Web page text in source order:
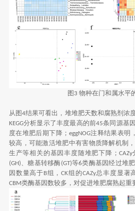
图 3 物种在门和属水平
从图4结果可看出，堆堆肥天数和腐熟剂浓
KEGG分析显示了丰度最高的前45条同源基
度在堆肥后期下降； eggNOG注释结果表明，
较高，可能激活堆肥中有害物质降解机制
生产等相关的基因丰度随堆肥下降； CAZy
(GH)、糖基转移酶(GT)等6类酶基因经过堆
因数量高于B组，CK组的CAZy总丰度显著
CBM类酶基因数较多，对促进堆肥腐熟起重